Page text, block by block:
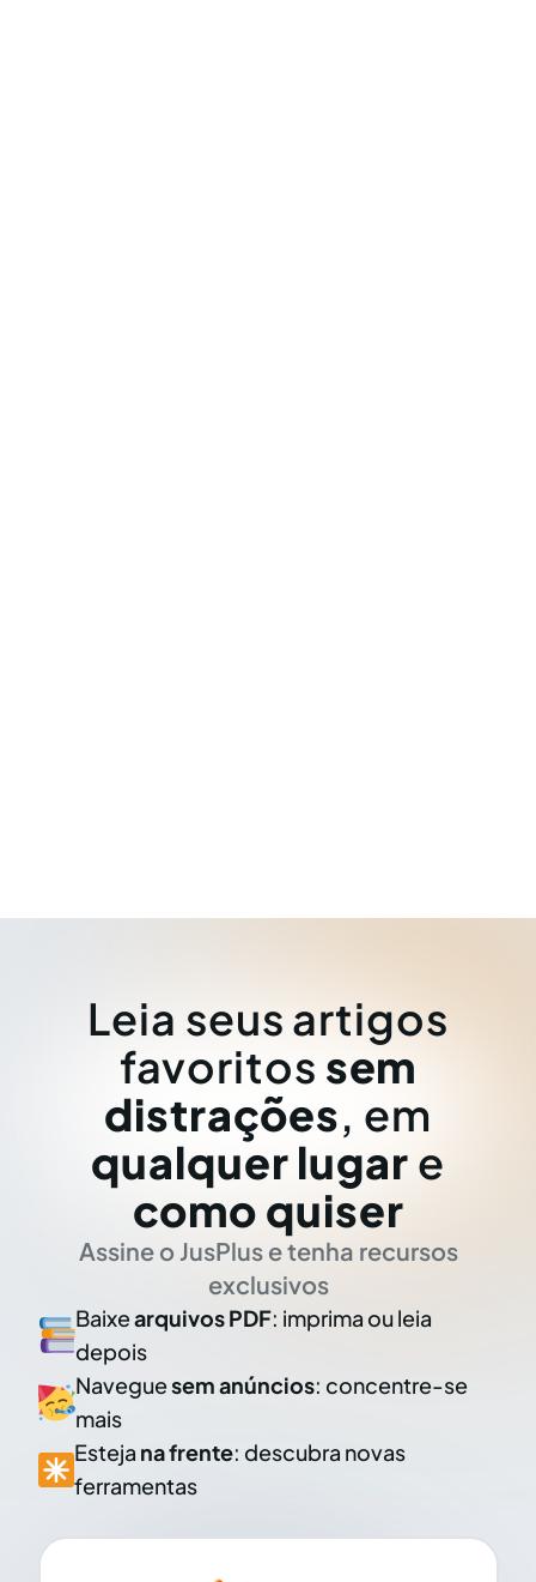
Leia seus artigos
favoritos sem
distrações, em
qualquer lugar e
como quiser
Assine o JusPlus e tenha recursos
exclusivos
Baixearquivos PDF: imprima ou leia
depois
Naveguesem anúncios: concentre-se
mais
Esteja na frente: descubra novas
ferramentas